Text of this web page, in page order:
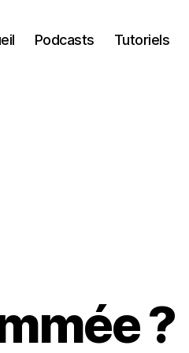
Podcasts Tutoriels
?